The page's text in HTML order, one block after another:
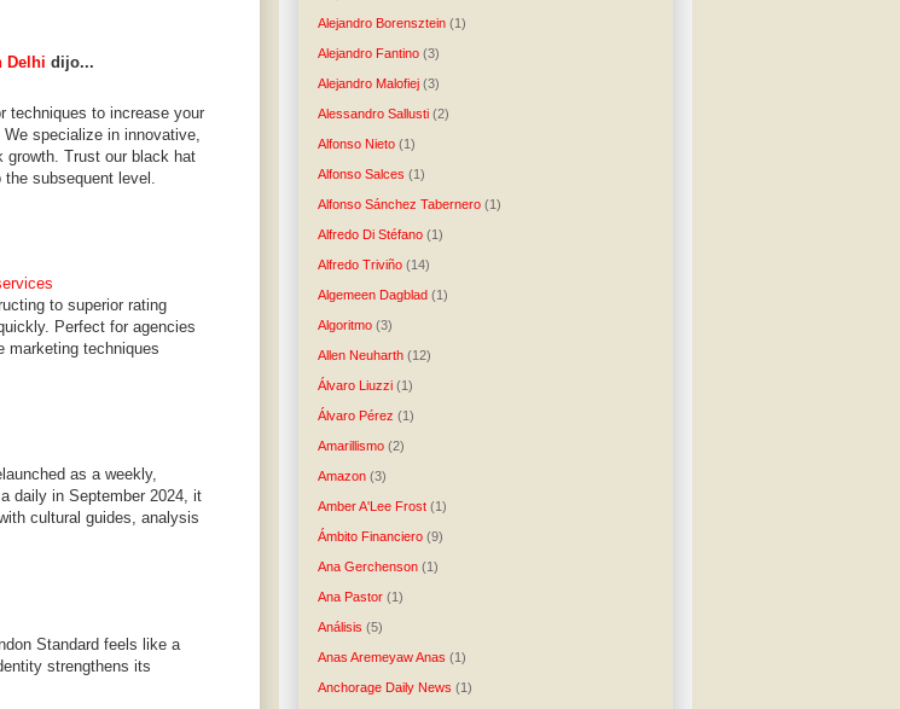
Delhi dijo...
techniques to increase your
specialize in innovative,
growth. Trust our black hat
subsequent level.
to superior rating
Perfect for agencies
marketing techniques
as a weekly,
daily in September 2024, it
cultural guides, analysis
Standard feels like a
strengthens its
Alejandro Borensztein (1)
Alejandro Fantino (3)
Alejandro Malofiej (3)
Alessandro Sallusti (2)
Alfonso Nieto (1)
Alfonso Salces (1)
Alfonso Sánchez Tabernero (1)
Alfredo Di Stéfano (1)
Alfredo Triviño (14)
Algemeen Dagblad (1)
Algoritmo (3)
Allen Neuharth (12)
Álvaro Liuzzi (1)
Álvaro Pérez (1)
Amarillismo (2)
Amazon (3)
Amber A'Lee Frost (1)
Ámbito Financiero (9)
Ana Gerchenson (1)
Ana Pastor (1)
Análisis (5)
Anas Aremeyaw Anas (1)
Anchorage Daily News (1)